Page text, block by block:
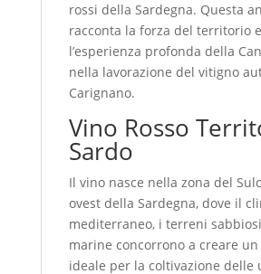
rossi della Sardegna. Questa
racconta la forza del territorio e
l’esperienza profonda della
nella lavorazione del vitigno
Carignano.
Vino Rosso
Sardo
Il vino nasce nella zona del
ovest della Sardegna, dove il
mediterraneo, i terreni
marine concorrono a creare
ideale per la coltivazione delle